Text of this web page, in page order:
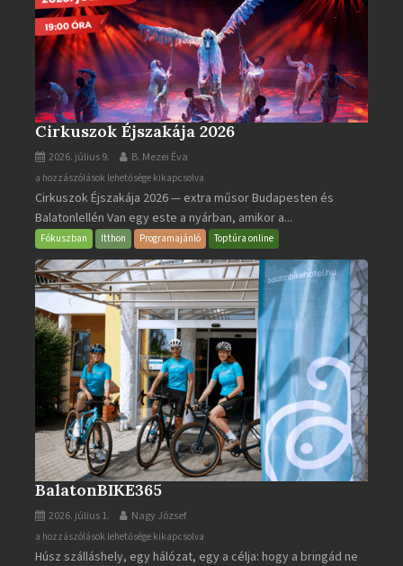
Cirkuszok Éjszakája 2026
2026. július 9. B. Mezei Éva
Cirkuszok
Éjszakája
2026
bejegyzéshez
a hozzászólások lehetősége kikapcsolva
Cirkuszok Éjszakája 2026 — extra műsor Budapesten és
Balatonlellén Van egy este a nyárban, amikor a...
Fókuszban Itthon Programajánló Toptúra online
BalatonBIKE365
2026. július 1. Nagy József
BalatonBIKE365
bejegyzéshez
a hozzászólások lehetősége kikapcsolva
Húsz szálláshely, egy hálózat, egy a célja: hogy a bringád ne